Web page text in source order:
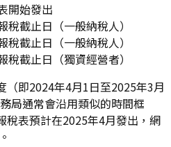
開始發出
稅截止日（一般納稅人）
稅截止日（一般納稅人）
稅截止日（獨資經營者）
（即2024年4月1日至2025年3月
局通常會沿用類似的時間框
稅表預計在2025年4月發出，網